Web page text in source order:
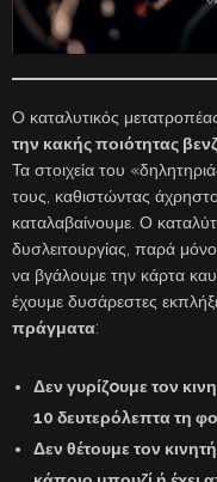
Ο καταλυτικός
την κακής ποιότητας
Τα στοιχεία του
τους, καθιστώντας
καταλαβαίνουμε. Ο
δυσλειτουργίας, παρά
να βγάλουμε την κάρτα
έχουμε δυσάρεστες
πράγματα:
Δεν γυρίζoυμε τον
10 δευτερόλεπτα τη
Δεν θέτουμε τον